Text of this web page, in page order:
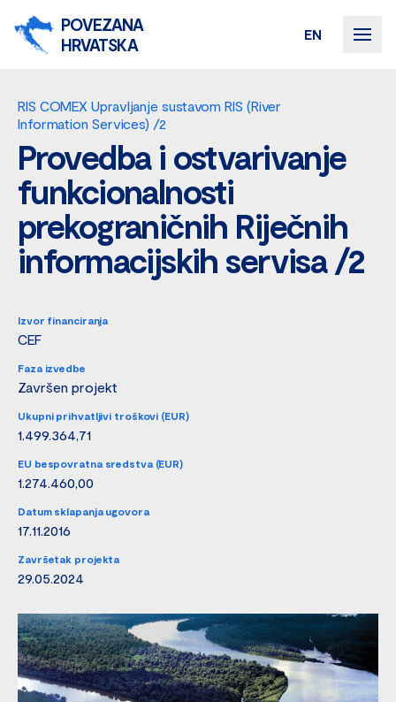
POVEZANA
HRVATSKA
EN
RIS COMEX Upravljanje sustavom RIS (River
Information Services) /2
Provedba i ostvarivanje
funkcionalnosti
prekograničnih Riječnih
informacijskih servisa /2
Izvor financiranja
CEF
Faza izvedbe
Završen projekt
Ukupni prihvatljivi troškovi (EUR)
1.499.364,71
EU bespovratna sredstva (EUR)
1.274.460,00
Datum sklapanja ugovora
17.11.2016
Završetak projekta
29.05.2024